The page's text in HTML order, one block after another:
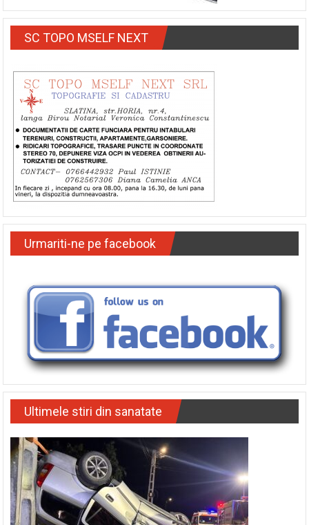
SC TOPO MSELF NEXT
Urmariti-ne pe facebook
Ultimele stiri din sanatate